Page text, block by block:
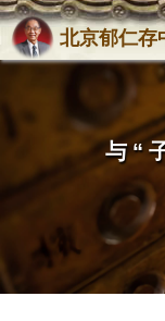
北京郁仁存
与“